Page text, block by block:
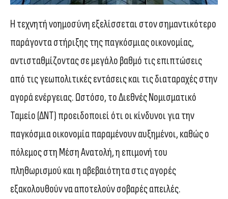
Η τεχνητή νοημοσύνη εξελίσσεται στον σημαντικότερο
παράγοντα στήριξης της παγκόσμιας οικονομίας,
αντισταθμίζοντας σε μεγάλο βαθμό τις επιπτώσεις
από τις γεωπολιτικές εντάσεις και τις διαταραχές στην
αγορά ενέργειας. Ωστόσο, το Διεθνές Νομισματικό
Ταμείο (ΔΝΤ) προειδοποιεί ότι οι κίνδυνοι για την
παγκόσμια οικονομία παραμένουν αυξημένοι, καθώς ο
πόλεμος στη Μέση Ανατολή, η επιμονή του
πληθωρισμού και η αβεβαιότητα στις αγορές
εξακολουθούν να αποτελούν σοβαρές απειλές.